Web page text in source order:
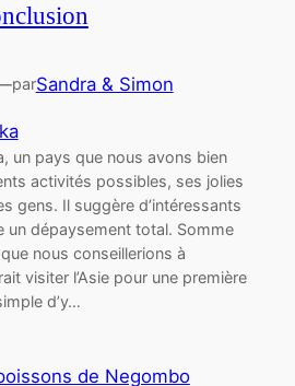
parSandra & Simon
un pays que nous avons bien
activités possibles, ses jolies
gens. Il suggère d’intéressants
un dépaysement total. Somme
nous conseillerions à
visiter l’Asie pour une première
d’y…